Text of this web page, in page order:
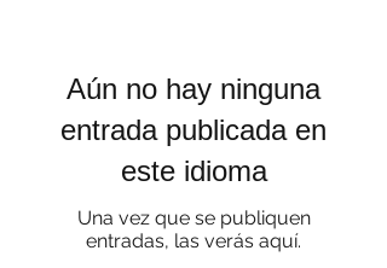
Aún no hay ninguna
entrada publicada en
este idioma
Una vez que se publiquen
entradas, las verás aquí.